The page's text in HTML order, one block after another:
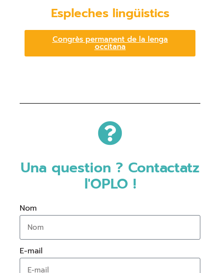
Espleches lingüistics
Congrès permanent de la lenga
occitana
Una question ? Contactatz
l'OPLO !
Nom
E-mail